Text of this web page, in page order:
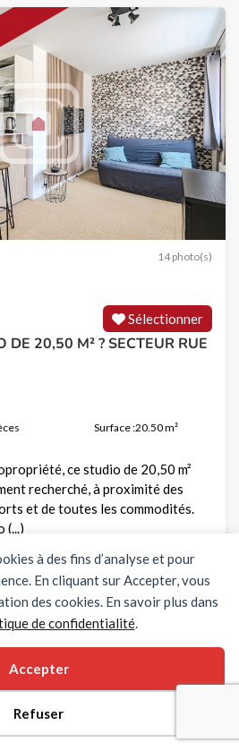
à des fins d’analyse et pour
En cliquant sur Accepter, vous
des cookies. En savoir plus dans
de confidentialité.
Accepter
Refuser
14 photo(s)
Sélectionner
DE 20,50 M² ? SECTEUR RUE
Surface :20.50 m²
ce studio de 20,50 m²
recherché, à proximité des
et de toutes les commodités.
(...)
Voir la fiche